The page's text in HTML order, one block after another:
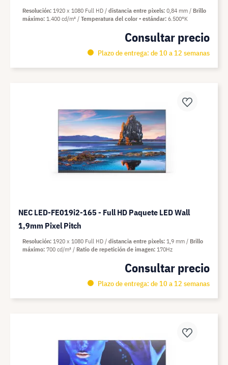
Consultar precio
Plazo de entrega: de 10 a 12 semanas
Resolución 1920 x 1080 Full HD distancia entre pixels 0,84 mm
Brillo
máximo 1.400 cd/m² Temperatura del color - estándar 6.500°K
NEC LED-FE019i2-165 - Full HD Paquete LED Wall
1,9mm Pixel Pitch
Consultar precio
Plazo de entrega: de 10 a 12 semanas
Resolución 1920 x 1080 Full HD distancia entre pixels 1,9 mm
Brillo
máximo 700 cd/m² Ratio de repetición de imagen 170Hz